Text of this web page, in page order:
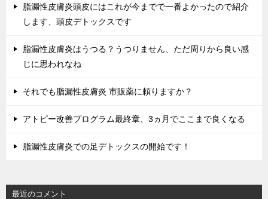
脂漏性皮膚炎頭皮にはこれが今までで一番よかったので紹介
します、頭皮デトックスです
脂漏性皮膚炎はうつる？うつりません、ただ周りから良い感
じに思われなね
それでも脂漏性皮膚炎 市販薬に頼りますか？
アトピー改善プログラム最終章、3ヵ月でここまで良くなる
脂漏性皮膚炎での足デトックスの開始です！
最近のコメント